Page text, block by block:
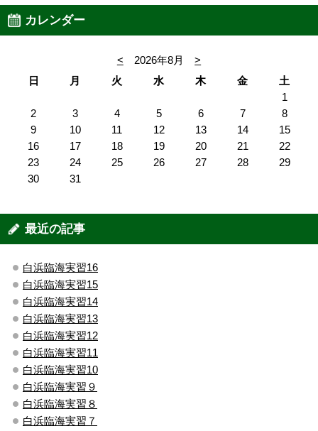
カレンダー
< 2026年8月
>
日
月 火 水 木 金
土
1
2
3 4 5 6 7
8
9
10 11 12 13 14
15
16
17 18 19 20 21
22
23
24 25 26 27 28
29
30
31
最近の記事
白浜臨海実習16
白浜臨海実習15
白浜臨海実習14
白浜臨海実習13
白浜臨海実習12
白浜臨海実習11
白浜臨海実習10
白浜臨海実習９
白浜臨海実習８
白浜臨海実習７